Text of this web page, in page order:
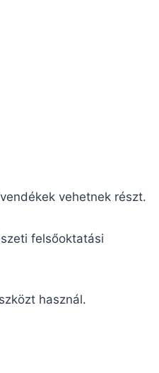
vehetnek részt.
felsőoktatási
használ.